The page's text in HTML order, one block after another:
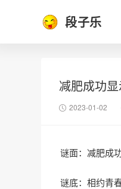
段子乐
减肥成功
2023-01-02
谜面：减肥成
谜底：相约青